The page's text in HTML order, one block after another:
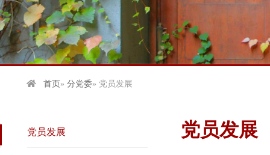
首页 » 分党委» 党员发展
党员发展 党员发展